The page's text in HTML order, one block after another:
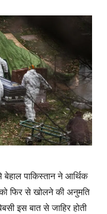
बेहाल पाकिस्तान ने आर्थिक
फिर से खोलने की अनुमति
इस बात से जाहिर होती